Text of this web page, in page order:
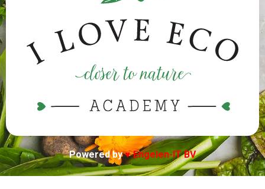
Powered by♥ Engelen-IT BV